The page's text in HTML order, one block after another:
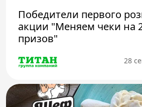
Победители первого
акции "Меняем чеки на
призов"
28